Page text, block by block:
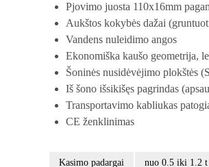
Pjovimo juosta 110x16mm
Aukštos kokybės dažai
Vandens nuleidimo angos
Ekonomiška kaušo geometrija,
Šoninės nusidėvėjimo plokštės
Iš šono išsikišęs pagrindas
Transportavimo kabliukas
CE ženklinimas
Kasimo padargai nuo 0.5 iki 1.2 t